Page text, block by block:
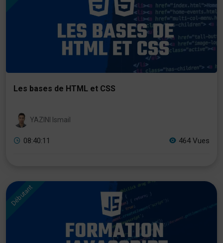
Les bases de HTML et CSS
YAZINI Ismail
08:40:11 464 Vues
Débutant